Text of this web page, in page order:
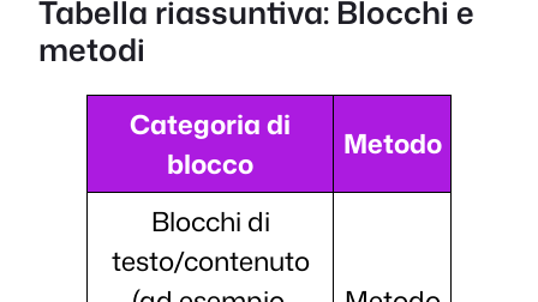
Tabella riassuntiva: Blocchi e
metodi
Categoria di
blocco
Metodo
Blocchi di
testo/contenuto